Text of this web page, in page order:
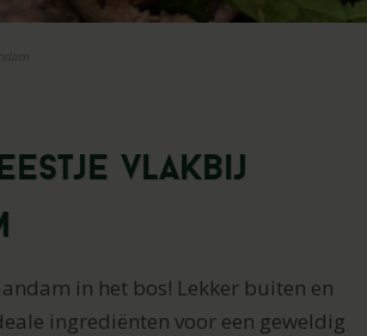
vlakbij
in het bos! Lekker buiten en
ingrediënten voor een geweldig